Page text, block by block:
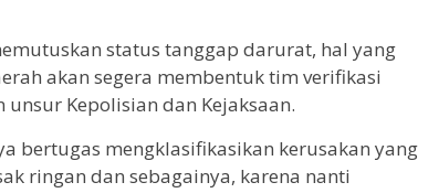
status tanggap darurat, hal yang
akan segera membentuk tim verifikasi
Kepolisian dan Kejaksaan.
bertugas mengklasifikasikan kerusakan yang
ringan dan sebagainya, karena nanti